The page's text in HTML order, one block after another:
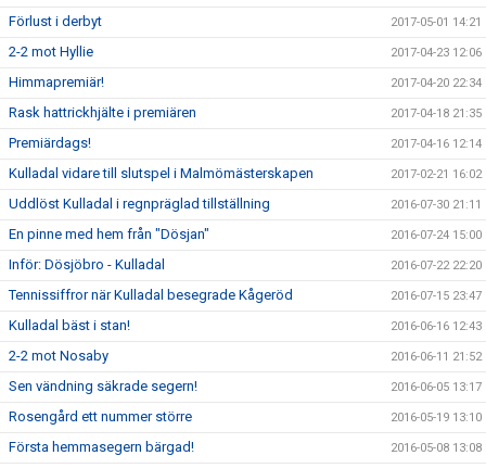
Förlust i derbyt 2017-05-01 14:21
2-2 mot Hyllie 2017-04-23 12:06
Himmapremiär! 2017-04-20 22:34
Rask hattrickhjälte i premiären 2017-04-18 21:35
Premiärdags! 2017-04-16 12:14
Kulladal vidare till slutspel i Malmömästerskapen 2017-02-21 16:02
Uddlöst Kulladal i regnpräglad tillställning 2016-07-30 21:11
En pinne med hem från "Dösjan" 2016-07-24 15:00
Inför: Dösjöbro - Kulladal 2016-07-22 22:20
Tennissiffror när Kulladal besegrade Kågeröd 2016-07-15 23:47
Kulladal bäst i stan! 2016-06-16 12:43
2-2 mot Nosaby 2016-06-11 21:52
Sen vändning säkrade segern! 2016-06-05 13:17
Rosengård ett nummer större 2016-05-19 13:10
Första hemmasegern bärgad! 2016-05-08 13:08